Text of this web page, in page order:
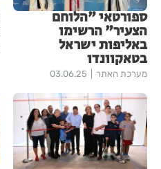
ספורטאי "הלוחם
הצעיר" הרשימו
באליפות ישראל
בטאקוונדו
מערכת האתר 03.06.25